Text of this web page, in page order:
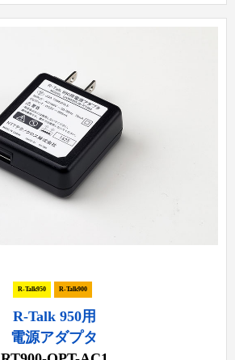
R-Talk950 R-Talk900
R-Talk 950用
電源アダプタ